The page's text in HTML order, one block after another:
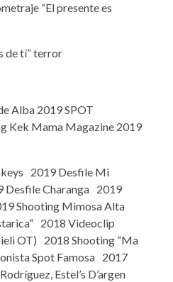
“El presente es
de tí” terror
Alba 2019 SPOT
Kek Mama Magazine 2019
2019 Desfile Mi
Desfile Charanga 2019
Shooting Mimosa Alta
2018 Videoclip
OT) 2018 Shooting “Ma
Spot Famosa 2017
Estel’s D’argen